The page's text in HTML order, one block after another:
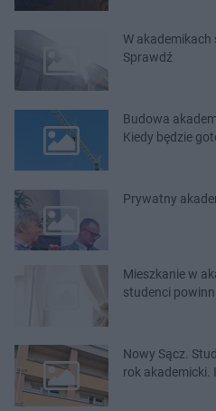
W akademikach
Sprawdź
Budowa
Kiedy będzie
Prywatny
Mieszkanie w
studenci
Nowy Sącz.
rok akademicki.